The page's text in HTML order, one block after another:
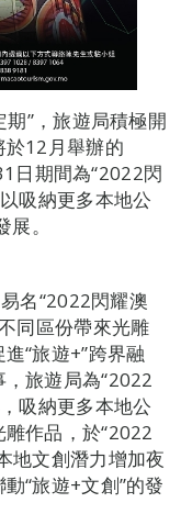
期”，旅遊局積極開
於12月舉辦的
日期間為“2022閃
吸納更多本地公
。
名“2022閃耀澳
同區份帶來光雕
“旅遊+”跨界融
旅遊局為“2022
吸納更多本地公
作品，於“2022
地文創潛力增加夜
“旅遊+文創”的發